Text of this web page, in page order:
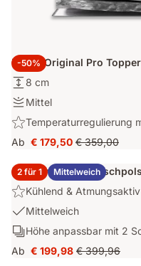
-50%
Emma Original Pro Topper
Höhe:
8
cm
8 cm
Festigkeit:
Mittel
Mittel
Highlight:
Temperaturregulierung
mit
kühlendem
Bezug
Temperaturregulierung
Ab
Preis
€ 179,50
€ 179,50 Ursprünglicher
Preis
€ 359,00
€ 359,00
2 für 1 Mittelweich
2x Emma Elite
Highlight:
Kühlend
&
Atmungsaktiv
dank
Kühlend &
USP
1:
Mittelweich
Mittelweich
Schichten:
Höhe
anpassbar
Höhe anpassbar mit 2
Ab
Preis
€ 199,98 Ursprünglicher
€ 399,96